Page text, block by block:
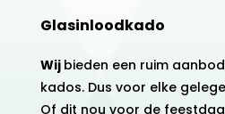
Glasinloodkado
Wij bieden een ruim
kados. Dus voor elke
Of dit nou voor de